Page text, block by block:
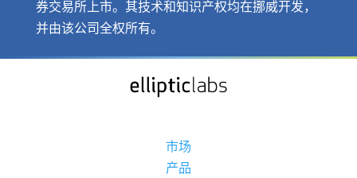
券交易所上市。其技术和知识产权均在挪威开发，
并由该公司全权所有。
市场
产品